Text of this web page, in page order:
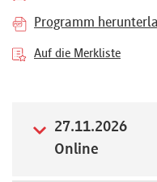
Preisvorteile
Programm
Auf die Merkliste
27.11.2026
Online